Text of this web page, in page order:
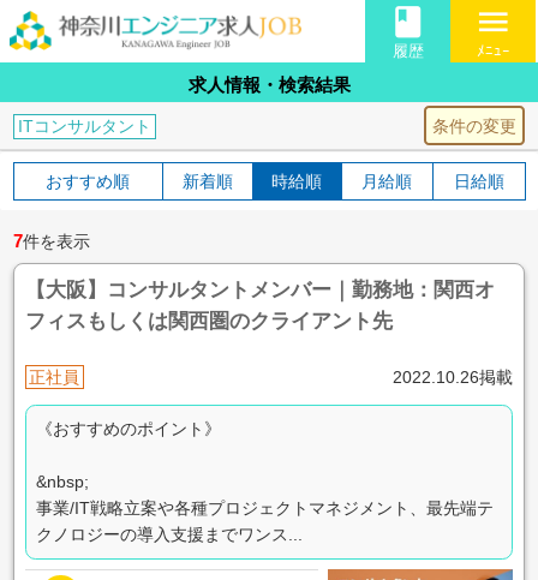
book
履歴
menu
ﾒﾆｭｰ
求人情報・検索結果
条件の変更
ITコンサルタント
おすすめ順 新着順 時給順 月給順 日給順
7件を表示
【大阪】コンサルタントメンバー｜勤務地：関西オ
フィスもしくは関西圏のクライアント先
正社員 2022.10.26掲載
《おすすめのポイント》
&nbsp;
事業/IT戦略立案や各種プロジェクトマネジメント、最先端テ
クノロジーの導入支援までワンス...